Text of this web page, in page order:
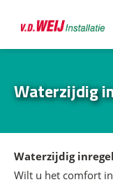
Waterzijdig
Waterzijdig
Wilt u het comfort